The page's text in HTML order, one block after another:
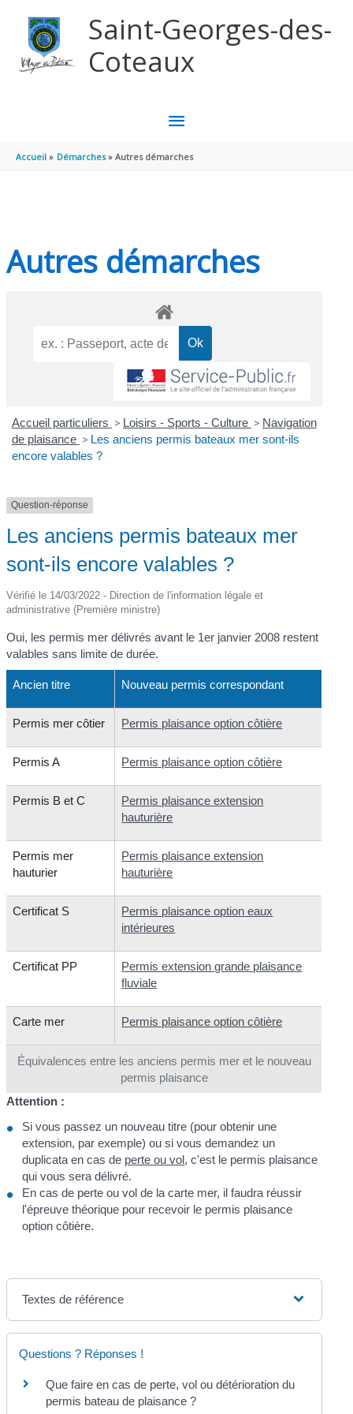
Saint-Georges-des-
Coteaux
MENU
PRINCIPAL
Accueil Démarches Autres démarches
Autres démarches
Accueil particuliers > Loisirs - Sports - Culture > Navigation
de plaisance > Les anciens permis bateaux mer sont-ils
encore valables ?
Question-réponse
Les anciens permis bateaux mer
sont-ils encore valables ?
Vérifié le 14/03/2022 - Direction de l'information légale et
administrative (Première ministre)
Oui, les permis mer délivrés avant le 1er janvier 2008 restent
valables sans limite de durée.
Équivalences entre les anciens permis mer et le nouveau
permis plaisance
Ancien titre Nouveau permis correspondant
Permis mer côtier Permis plaisance option côtière
Permis A Permis plaisance option côtière
Permis B et C
Permis plaisance extension
hauturière
Permis mer
hauturier
Permis plaisance extension
hauturière
Certificat S
Permis plaisance option eaux
intérieures
Certificat PP
Permis extension grande plaisance
fluviale
Carte mer Permis plaisance option côtière
Attention :
Si vous passez un nouveau titre (pour obtenir une
extension, par exemple) ou si vous demandez un
duplicata en cas de perte ou vol, c'est le permis plaisance
qui vous sera délivré.
En cas de perte ou vol de la carte mer, il faudra réussir
l'épreuve théorique pour recevoir le permis plaisance
option côtière.
Textes de référence
Questions ? Réponses !
Que faire en cas de perte, vol ou détérioration du
permis bateau de plaisance ?